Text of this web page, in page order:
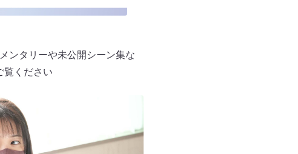
ンタリーや未公開シーン集な
覧ください